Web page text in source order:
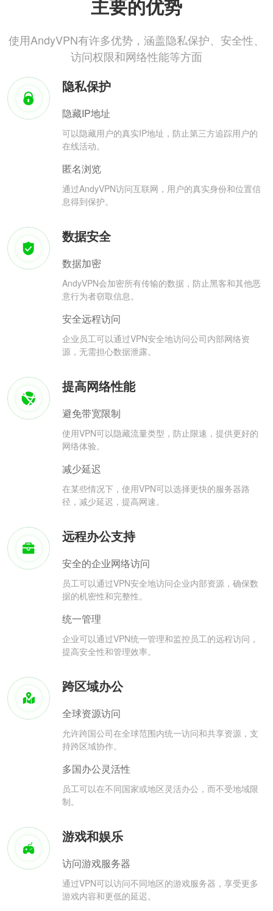
主要的优势
使用AndyVPN有许多优势，涵盖隐私保护、安全性、
访问权限和网络性能等方面
隐私保护
隐藏IP地址
可以隐藏用户的真实IP地址，防止第三方追踪用户的
在线活动。
匿名浏览
通过AndyVPN访问互联网，用户的真实身份和位置信
息得到保护。
数据安全
数据加密
AndyVPN会加密所有传输的数据，防止黑客和其他恶
意行为者窃取信息。
安全远程访问
企业员工可以通过VPN安全地访问公司内部网络资
源，无需担心数据泄露。
提高网络性能
避免带宽限制
使用VPN可以隐藏流量类型，防止限速，提供更好的
网络体验。
减少延迟
在某些情况下，使用VPN可以选择更快的服务器路
径，减少延迟，提高网速。
远程办公支持
安全的企业网络访问
员工可以通过VPN安全地访问企业内部资源，确保数
据的机密性和完整性。
统一管理
企业可以通过VPN统一管理和监控员工的远程访问，
提高安全性和管理效率。
跨区域办公
全球资源访问
允许跨国公司在全球范围内统一访问和共享资源，支
持跨区域协作。
多国办公灵活性
员工可以在不同国家或地区灵活办公，而不受地域限
制。
游戏和娱乐
访问游戏服务器
通过VPN可以访问不同地区的游戏服务器，享受更多
游戏内容和更低的延迟。